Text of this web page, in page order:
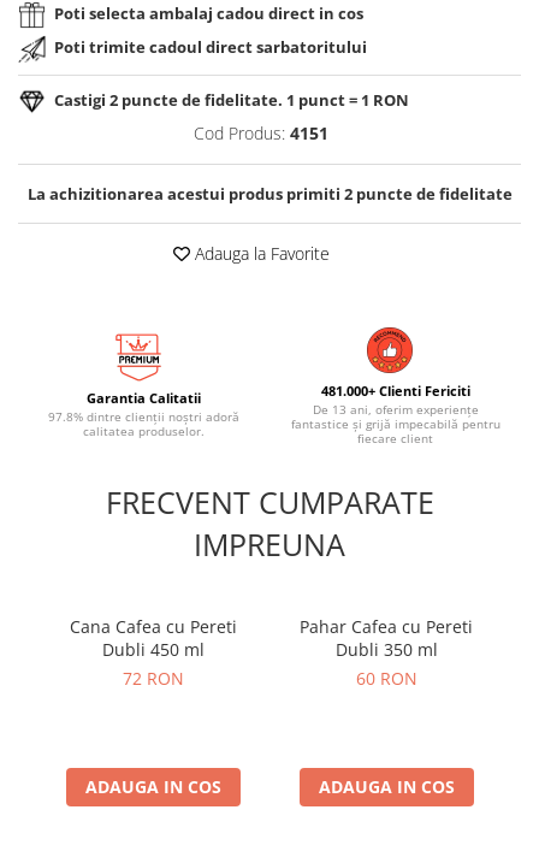
Poti selecta ambalaj cadou direct in cos
Poti trimite cadoul direct sarbatoritului
Castigi 2 puncte de fidelitate. 1 punct = 1 RON
Cod Produs: 4151
La achizitionarea acestui produs primiti 2puncte de fidelitate
Adauga la Favorite
Garantia Calitatii
97.8% dintre clienții noștri adoră
calitatea produselor.
481.000+ Clienti Fericiti
De 13 ani, oferim experiențe
fantastice și grijă impecabilă pentru
fiecare client
FRECVENT CUMPARATE
IMPREUNA
Cana Cafea cu Pereti
Dubli 450 ml
72 RON
ADAUGA IN COS
Pahar Cafea cu Pereti
Dubli 350 ml
60 RON
ADAUGA IN COS